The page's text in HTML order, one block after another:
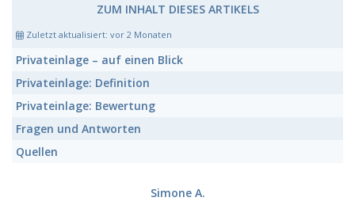
ZUM INHALT DIESES ARTIKELS
Zuletzt aktualisiert: vor 2 Monaten
Privateinlage – auf einen Blick
Privateinlage: Definition
Privateinlage: Bewertung
Fragen und Antworten
Quellen
Simone A.